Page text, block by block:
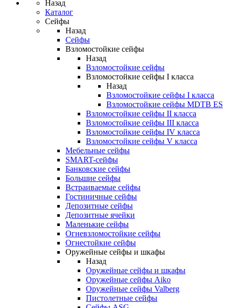
Назад
Каталог
Сейфы
Назад
Сейфы
Взломостойкие сейфы
Назад
Взломостойкие сейфы
Взломостойкие сейфы I класса
Назад
Взломостойкие сейфы I класса
Взломостойкие сейфы MDTB ES
Взломостойкие сейфы II класса
Взломостойкие сейфы III класса
Взломостойкие сейфы IV класса
Взломостойкие сейфы V класса
Мебельные сейфы
SMART-сейфы
Банковские сейфы
Большие сейфы
Встраиваемые сейфы
Гостиничные сейфы
Депозитные сейфы
Депозитные ячейки
Маленькие сейфы
Огневзломостойкие сейфы
Огнестойкие сейфы
Оружейные сейфы и шкафы
Назад
Оружейные сейфы и шкафы
Оружейные сейфы Aiko
Оружейные сейфы Valberg
Пистолетные сейфы